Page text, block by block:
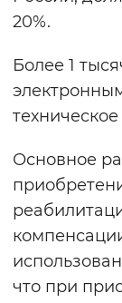
20%.
Более 1
Основное
что при